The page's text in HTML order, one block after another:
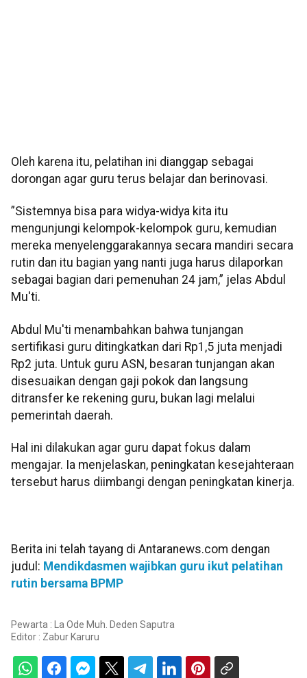
Oleh karena itu, pelatihan ini dianggap sebagai
dorongan agar guru terus belajar dan berinovasi.
”Sistemnya bisa para widya-widya kita itu
mengunjungi kelompok-kelompok guru, kemudian
mereka menyelenggarakannya secara mandiri secara
rutin dan itu bagian yang nanti juga harus dilaporkan
sebagai bagian dari pemenuhan 24 jam,” jelas Abdul
Mu'ti.
Abdul Mu'ti menambahkan bahwa tunjangan
sertifikasi guru ditingkatkan dari Rp1,5 juta menjadi
Rp2 juta. Untuk guru ASN, besaran tunjangan akan
disesuaikan dengan gaji pokok dan langsung
ditransfer ke rekening guru, bukan lagi melalui
pemerintah daerah.
Hal ini dilakukan agar guru dapat fokus dalam
mengajar. Ia menjelaskan, peningkatan kesejahteraan
tersebut harus diimbangi dengan peningkatan kinerja.
Berita ini telah tayang di Antaranews.com dengan
judul: Mendikdasmen wajibkan guru ikut pelatihan
rutin bersama BPMP
Pewarta : La Ode Muh. Deden Saputra
Editor : Zabur Karuru